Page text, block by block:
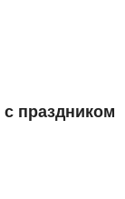
праздником